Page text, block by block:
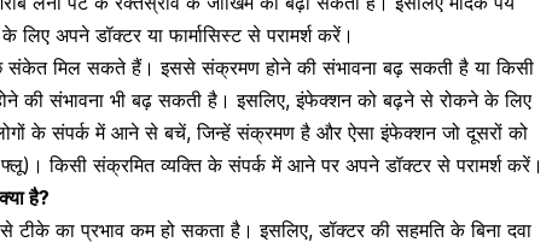
लिए अपने डॉक्टर या फार्मासिस्ट से परामर्श करें।
मिल सकते हैं। इससे संक्रमण होने की संभावना बढ़ सकती है या किसी
की संभावना भी बढ़ सकती है। इसलिए, इंफेक्शन को बढ़ने से रोकने के लिए
के संपर्क में आने से बचें, जिन्हें संक्रमण है और ऐसा इंफेक्शन जो दूसरों को
किसी संक्रमित व्यक्ति के संपर्क में आने पर अपने डॉक्टर से परामर्श करें।
है?
का प्रभाव कम हो सकता है। इसलिए, डॉक्टर की सहमति के बिना दवा